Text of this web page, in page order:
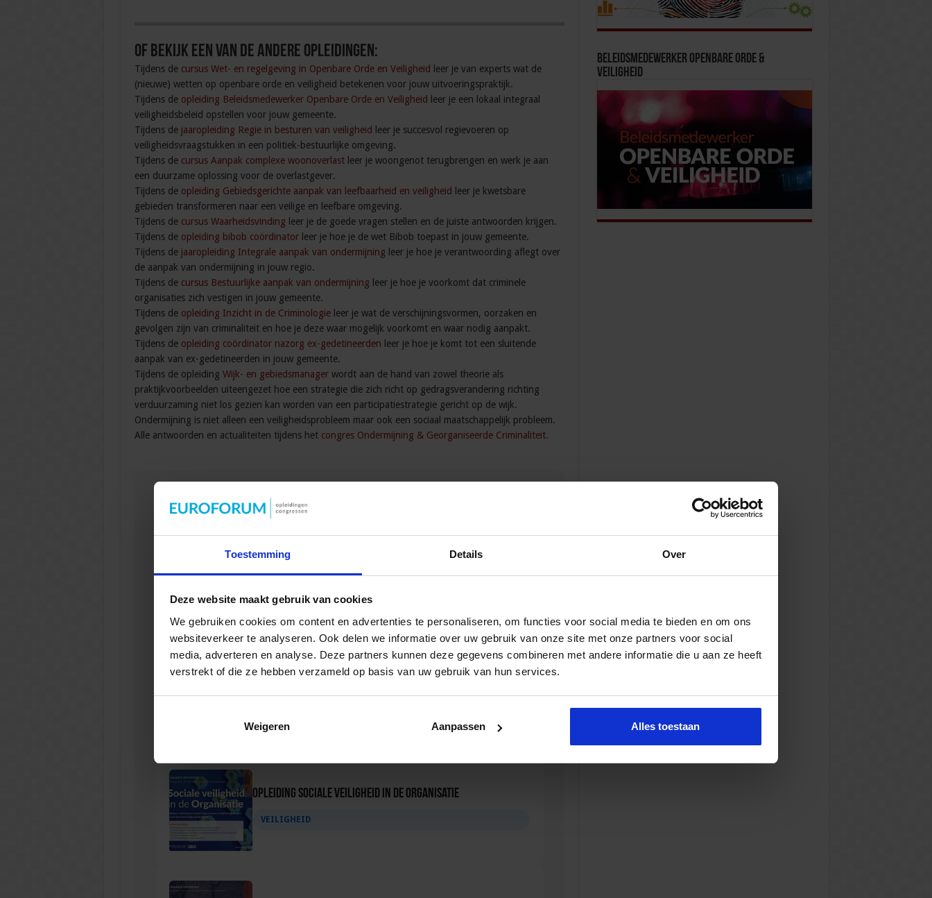
Toestemming Details Over
Deze website maakt gebruik van cookies
We gebruiken cookies om content en advertenties te personaliseren, om functies voor social media te bieden en om ons
websiteverkeer te analyseren. Ook delen we informatie over uw gebruik van onze site met onze partners voor social
media, adverteren en analyse. Deze partners kunnen deze gegevens combineren met andere informatie die u aan ze heeft
verstrekt of die ze hebben verzameld op basis van uw gebruik van hun services.
Weigeren Aanpassen Alles toestaan
Of bekijk een van de andere opleidingen:
Tijdens de cursus Wet- en regelgeving in Openbare Orde en Veiligheid leer je van experts wat de
(nieuwe) wetten op openbare orde en veiligheid betekenen voor jouw uitvoeringspraktijk.
Tijdens de opleiding Beleidsmedewerker Openbare Orde en Veiligheid leer je een lokaal integraal
veiligheidsbeleid opstellen voor jouw gemeente.
Tijdens de jaaropleiding Regie in besturen van veiligheid leer je succesvol regievoeren op
veiligheidsvraagstukken in een politiek-bestuurlijke omgeving.
Tijdens de cursus Aanpak complexe woonoverlastleer je woongenot terugbrengen en werk je aan
een duurzame oplossing voor de overlastgever.
Tijdens de opleiding Gebiedsgerichte aanpak van leefbaarheid en veiligheid leer je kwetsbare
gebieden transformeren naar een veilige en leefbare omgeving.
Tijdens de cursus Waarheidsvinding leer je de goede vragen stellen en de juiste antwoorden krijgen.
Tijdens de opleiding bibob coördinatorleer je hoe je de wet Bibob toepast in jouw gemeente.
Tijdens de jaaropleiding Integrale aanpak van ondermijning leer je hoe je verantwoording aflegt over
de aanpak van ondermijning in jouw regio.
Tijdens de cursus Bestuurlijke aanpak van ondermijning leer je hoe je voorkomt dat criminele
organisaties zich vestigen in jouw gemeente.
Tijdens de opleiding Inzicht in de Criminologieleer je wat de verschijningsvormen, oorzaken en
gevolgen zijn van criminaliteit en hoe je deze waar mogelijk voorkomt en waar nodig aanpakt.
Tijdens de opleiding coördinator nazorg ex-gedetineerden leer je hoe je komt tot een sluitende
aanpak van ex-gedetineerden in jouw gemeente.
Tijdens de opleiding Wijk- en gebiedsmanagerwordt aan de hand van zowel theorie als
praktijkvoorbeelden uiteengezet hoe een strategie die zich richt op gedragsverandering richting
verduurzaming niet los gezien kan worden van een participatiestrategie gericht op de wijk.
Ondermijning is niet alleen een veiligheidsprobleem maar ook een sociaal maatschappelijk probleem.
Alle antwoorden en actualiteiten tijdens het congres Ondermijning & Georganiseerde Criminaliteit.
Gerelateerde Opleidingen en Cursussen
Opleiding Coördinator nazorg ex-gedetineerden
VEILIGHEID
Opleiding Sociale Veiligheid in de Organisatie
VEILIGHEID
Beleidsmedewerker Openbare Orde &
Veiligheid